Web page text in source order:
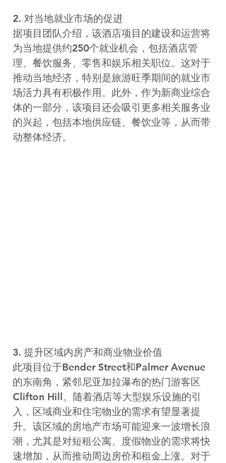
2. 对当地就业市场的促进
据项目团队介绍，该酒店项目的建设和运营将
为当地提供约250个就业机会，包括酒店管
理、餐饮服务、零售和娱乐相关职位。这对于
推动当地经济，特别是旅游旺季期间的就业市
场活力具有积极作用。此外，作为新商业综合
体的一部分，该项目还会吸引更多相关服务业
的兴起，包括本地供应链、餐饮业等，从而带
动整体经济。
3. 提升区域内房产和商业物业价值
此项目位于Bender Street和Palmer Avenue
的东南角，紧邻尼亚加拉瀑布的热门游客区
Clifton Hill。随着酒店等大型娱乐设施的引
入，区域商业和住宅物业的需求有望显著提
升。该区域的房地产市场可能迎来一波增长浪
潮，尤其是对短租公寓、度假物业的需求将快
速增加，从而推动周边房价和租金上涨。对于